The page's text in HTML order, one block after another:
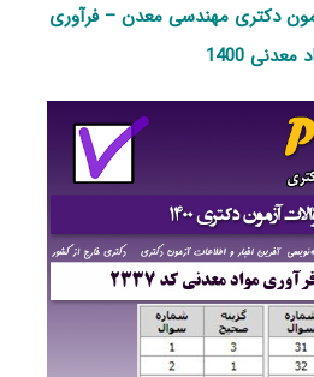
دکتری مهندسی معدن – فرآوری
معدنی 1400